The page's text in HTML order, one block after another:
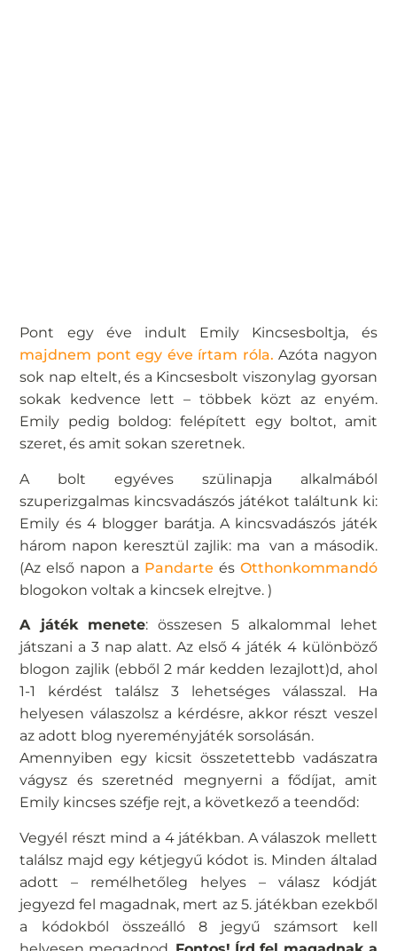
Pont egy éve indult Emily Kincsesboltja, és
majdnem pont egy éve írtam róla.Azóta nagyon
sok nap eltelt, és a Kincsesbolt viszonylag gyorsan
sokak kedvence lett – többek közt az enyém.
Emily pedig boldog: felépített egy boltot, amit
szeret, és amit sokan szeretnek.
A bolt egyéves szülinapja alkalmából
szuperizgalmas kincsvadászós játékot találtunk ki:
Emily és 4 blogger barátja. A kincsvadászós játék
három napon keresztül zajlik: ma van a második.
(Az első napon a Pandarte és Otthonkommandó
blogokon voltak a kincsek elrejtve. )
A játék menete: összesen 5 alkalommal lehet
játszani a 3 nap alatt. Az első 4 játék 4 különböző
blogon zajlik (ebből 2 már kedden lezajlott)d, ahol
1-1 kérdést találsz 3 lehetséges válasszal. Ha
helyesen válaszolsz a kérdésre, akkor részt veszel
az adott blog nyereményjáték sorsolásán.
Amennyiben egy kicsit összetettebb vadászatra
vágysz és szeretnéd megnyerni a fődíjat, amit
Emily kincses széfje rejt, a következő a teendőd:
Vegyél részt mind a 4 játékban. A válaszok mellett
találsz majd egy kétjegyű kódot is. Minden általad
adott – remélhetőleg helyes – válasz kódját
jegyezd fel magadnak, mert az 5. játékban ezekből
a kódokból összeálló 8 jegyű számsort kell